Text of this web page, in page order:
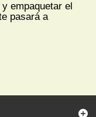
empaquetar el
pasará a